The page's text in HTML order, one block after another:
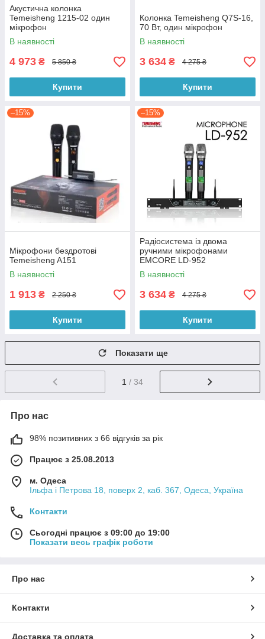
Акустична колонка
Temeisheng 1215-02 один
мікрофон
В наявності
4 973 ₴ 5 850 ₴
Купити
Колонка Temeisheng Q7S-16,
70 Вт, один мікрофон
В наявності
3 634 ₴ 4 275 ₴
Купити
–15%
Мікрофони бездротові
Temeisheng A151
В наявності
1 913 ₴ 2 250 ₴
Купити
–15%
Радіосистема із двома
ручними мікрофонами
EMCORE LD-952
В наявності
3 634 ₴ 4 275 ₴
Купити
Показати ще
1 / 34
Про нас
98% позитивних з 66 відгуків за рік
Працює з 25.08.2013
м. Одеса
Ільфа і Петрова 18, поверх 2, каб. 367, Одеса, Україна
Контакти
Сьогодні працює з 09:00 до 19:00
Показати весь графік роботи
Про нас
Контакти
Доставка та оплата